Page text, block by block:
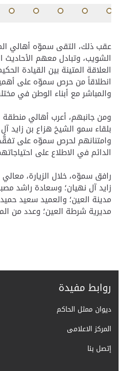
عقب ذلك، التقى سموّه أهالي
الشويب، وتبادل معهم
العلاقة المتينة بين القيادة
انطلاقاً من حرص سموّه على
والمباشر مع أبناء الوطن في
ومن جانبهم، أعرب أهالي
بلقاء سمو الشيخ هزاع بن زايد
وامتنانهم لحرص سموّه على
الدائم في الاطلاع على
رافق سموّه، خلال الزيارة،
زايد آل نهيان؛ وسعادة راشد
مدينة العين؛ والعميد سعيد
مديرية شرطة العين؛ وعدد من
روابط مفيدة
ديوان ممثل الحاكم
المركز الاعلامى
إتصل بنا